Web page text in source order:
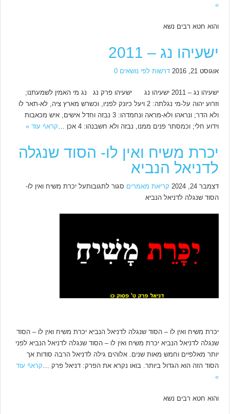
»
והוא חטא רבים נשא
ישעיהו נג – 2011
אוגוסט 21, 2016 דרשות לפי נושאים 0
ישעיהו נג – 2011 ישעיהו נג ישעיהו פרק נג נג מי האמין לשמעתנו;
וזרוע יהוה על-מי נגלתה: 2 ויעל כיונק לפניו, וכשרש מארץ ציה, לא-תאר לו
ולא הדר; ונראהו ולא-מראה ונחמדהו: 3 נבזה וחדל אישים, איש מכאבות
וידוע חלי; וכמסתר פנים ממנו, נבזה ולא חשבנהו: 4 אכן …
קרא\י עוד »
יכרת משיח ואין לו- הסוד שנגלה
לדניאל הנביא
דצמבר 24, 2024 קריאת מאמרים סגור לתגובותעל יכרת משיח ואין לו-
הסוד שנגלה לדניאל הנביא
יכרת משיח ואין לו – הסוד שנגלה לדניאל הנביא יכרת משיח ואין לו – הסוד
שנגלה לדניאל הנביא יכרת משיח ואין לו – הסוד שנגלה לדניאל הנביא לפני
יותר מאלפיים וחמש מאות שנים. אלוהים גילה לדניאל הרבה סודות אך
הסוד הזה הוא הגדול ביותר. בואו נקרא את הפרק: דניאל פרק … קרא\י עוד
»
והוא חטא רבים נשא